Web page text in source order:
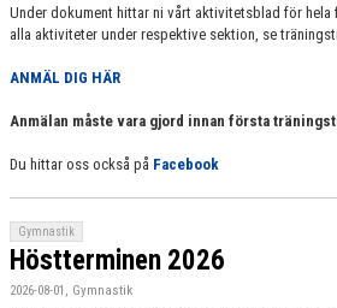
ÅNGERRÄTT
MEDLEM
KONTAKT
BILDGALLERI
Under dokument hittar ni vårt aktivitetsblad för hela
alla aktiviteter under respektive sektion, se
ANMÄL DIG HÄR
Anmälan måste vara gjord innan första
Du hittar oss också på Facebook
Gymnastik
Höstterminen 2026
2026-08-01, Gymnastik